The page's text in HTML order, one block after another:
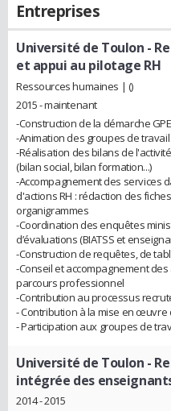
Entreprises
Université de Toulon -
et appui au pilotage RH
Ressources humaines | ()
2015 - maintenant
-Construction de la démarche
-Animation des groupes de
-Réalisation des bilans de
(bilan social, bilan formation...)
-Accompagnement des services
d'actions RH : rédaction des
organigrammes
-Coordination des enquêtes
d’évaluations (BIATSS et
-Construction de requêtes, de
-Conseil et accompagnement
parcours professionnel
-Contribution au processus
- Contribution à la mise en
- Participation aux groupes de
Université de Toulon -
intégrée des
2014 - 2015